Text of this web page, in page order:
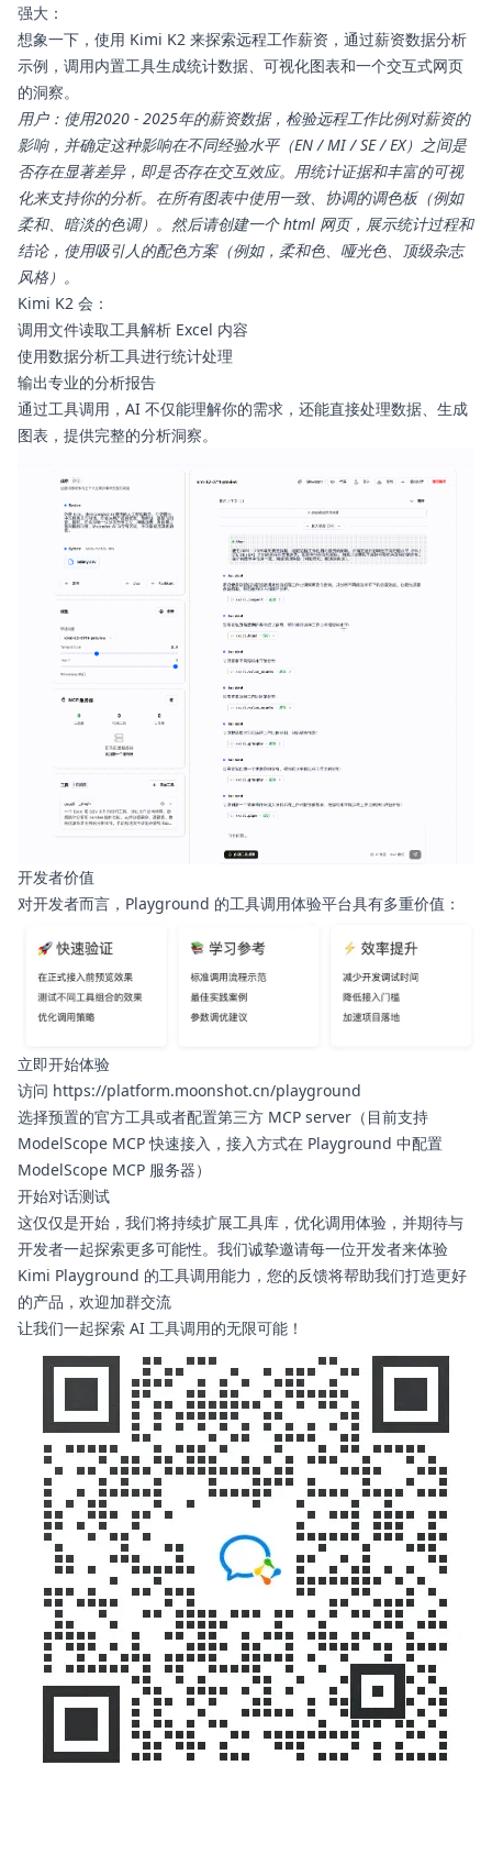
强大：
想象一下，使用 Kimi K2 来探索远程工作薪资，通过薪资数据分析
示例，调用内置工具生成统计数据、可视化图表和一个交互式网页
的洞察。
用户：使用2020 - 2025年的薪资数据，检验远程工作比例对薪资的
影响，并确定这种影响在不同经验水平（EN / MI / SE / EX）之间是
否存在显著差异，即是否存在交互效应。用统计证据和丰富的可视
化来支持你的分析。在所有图表中使用一致、协调的调色板（例如
柔和、暗淡的色调）。然后请创建一个 html 网页，展示统计过程和
结论，使用吸引人的配色方案（例如，柔和色、哑光色、顶级杂志
风格）。
Kimi K2 会：
调用文件读取工具解析 Excel 内容
使用数据分析工具进行统计处理
输出专业的分析报告
通过工具调用，AI 不仅能理解你的需求，还能直接处理数据、生成
图表，提供完整的分析洞察。
开发者价值
对开发者而言，Playground 的工具调用体验平台具有多重价值：
立即开始体验
访问 https://platform.moonshot.cn/playground
选择预置的官方工具或者配置第三方 MCP server（目前支持
ModelScope MCP 快速接入，接入方式在 Playground 中配置
ModelScope MCP 服务器(opens in a new tab)
）
开始对话测试
这仅仅是开始，我们将持续扩展工具库，优化调用体验，并期待与
开发者一起探索更多可能性。我们诚挚邀请每一位开发者来体验
Kimi Playground 的工具调用能力，您的反馈将帮助我们打造更好
的产品，欢迎加群交流
让我们一起探索 AI 工具调用的无限可能！